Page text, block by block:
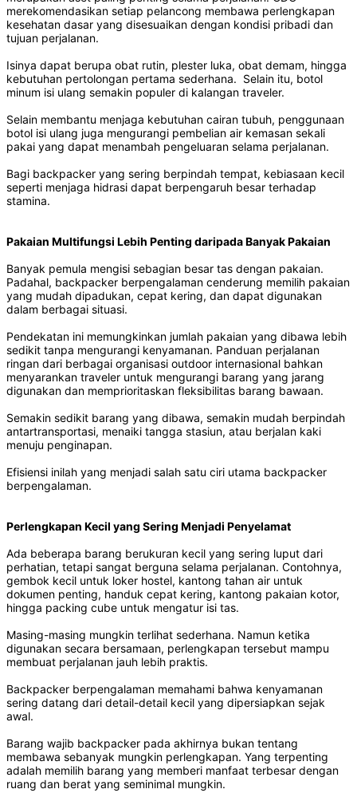
merekomendasikan setiap pelancong membawa perlengkapan
kesehatan dasar yang disesuaikan dengan kondisi pribadi dan
tujuan perjalanan.
Isinya dapat berupa obat rutin, plester luka, obat demam, hingga
kebutuhan pertolongan pertama sederhana. Selain itu, botol
minum isi ulang semakin populer di kalangan traveler.
Selain membantu menjaga kebutuhan cairan tubuh, penggunaan
botol isi ulang juga mengurangi pembelian air kemasan sekali
pakai yang dapat menambah pengeluaran selama perjalanan.
Bagi backpacker yang sering berpindah tempat, kebiasaan kecil
seperti menjaga hidrasi dapat berpengaruh besar terhadap
stamina.
Pakaian Multifungsi Lebih Penting daripada Banyak Pakaian
Banyak pemula mengisi sebagian besar tas dengan pakaian.
Padahal, backpacker berpengalaman cenderung memilih pakaian
yang mudah dipadukan, cepat kering, dan dapat digunakan
dalam berbagai situasi.
Pendekatan ini memungkinkan jumlah pakaian yang dibawa lebih
sedikit tanpa mengurangi kenyamanan. Panduan perjalanan
ringan dari berbagai organisasi outdoor internasional bahkan
menyarankan traveler untuk mengurangi barang yang jarang
digunakan dan memprioritaskan fleksibilitas barang bawaan.
Semakin sedikit barang yang dibawa, semakin mudah berpindah
antartransportasi, menaiki tangga stasiun, atau berjalan kaki
menuju penginapan.
Efisiensi inilah yang menjadi salah satu ciri utama backpacker
berpengalaman.
Perlengkapan Kecil yang Sering Menjadi Penyelamat
Ada beberapa barang berukuran kecil yang sering luput dari
perhatian, tetapi sangat berguna selama perjalanan. Contohnya,
gembok kecil untuk loker hostel, kantong tahan air untuk
dokumen penting, handuk cepat kering, kantong pakaian kotor,
hingga packing cube untuk mengatur isi tas.
Masing-masing mungkin terlihat sederhana. Namun ketika
digunakan secara bersamaan, perlengkapan tersebut mampu
membuat perjalanan jauh lebih praktis.
Backpacker berpengalaman memahami bahwa kenyamanan
sering datang dari detail-detail kecil yang dipersiapkan sejak
awal.
Barang wajib backpacker pada akhirnya bukan tentang
membawa sebanyak mungkin perlengkapan. Yang terpenting
adalah memilih barang yang memberi manfaat terbesar dengan
ruang dan berat yang seminimal mungkin.